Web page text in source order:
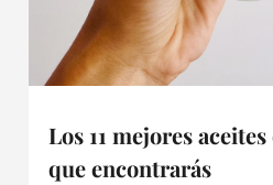
Los 11 mejores
que encontrarás